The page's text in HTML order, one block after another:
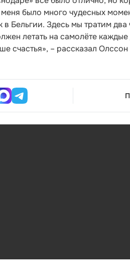
было много чудесных
Бельгии. Здесь мы тратим
летать на самолёте
счастья», – рассказал